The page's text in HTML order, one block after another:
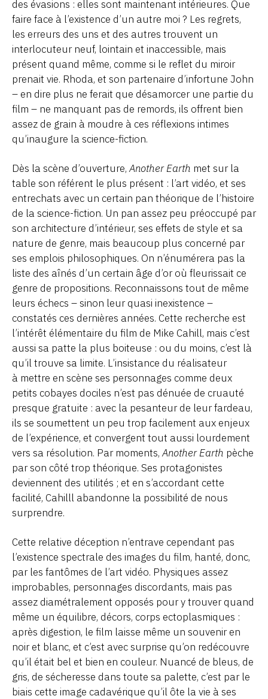
des évasions : elles sont maintenant intérieures. Que
faire face à l’existence d’un autre moi ? Les regrets,
les erreurs des uns et des autres trouvent un
interlocuteur neuf, lointain et inaccessible, mais
présent quand même, comme si le reflet du miroir
prenait vie. Rhoda, et son partenaire d’infortune John
– en dire plus ne ferait que désamorcer une partie du
film – ne manquant pas de remords, ils offrent bien
assez de grain à moudre à ces réflexions intimes
qu’inaugure la science-fiction.
Dès la scène d’ouverture,Another Earth met sur la
table son référent le plus présent : l’art vidéo, et ses
entrechats avec un certain pan théorique de l’histoire
de la science-fiction. Un pan assez peu préoccupé par
son architecture d’intérieur, ses effets de style et sa
nature de genre, mais beaucoup plus concerné par
ses emplois philosophiques. On n’énumérera pas la
liste des aînés d’un certain âge d’or où fleurissait ce
genre de propositions. Reconnaissons tout de même
leurs échecs – sinon leur quasi inexistence –
constatés ces dernières années. Cette recherche est
l’intérêt élémentaire du film de Mike Cahill, mais c’est
aussi sa patte la plus boiteuse : ou du moins, c’est là
qu’il trouve sa limite. L’insistance du réalisateur
à mettre en scène ses personnages comme deux
petits cobayes dociles n’est pas dénuée de cruauté
presque gratuite : avec la pesanteur de leur fardeau,
ils se soumettent un peu trop facilement aux enjeux
de l’expérience, et convergent tout aussi lourdement
vers sa résolution. Par moments,Another Earth pèche
par son côté trop théorique. Ses protagonistes
deviennent des utilités ; et en s’accordant cette
facilité, Cahilll abandonne la possibilité de nous
surprendre.
Cette relative déception n’entrave cependant pas
l’existence spectrale des images du film, hanté, donc,
par les fantômes de l’art vidéo. Physiques assez
improbables, personnages discordants, mais pas
assez diamétralement opposés pour y trouver quand
même un équilibre, décors, corps ectoplasmiques :
après digestion, le film laisse même un souvenir en
noir et blanc, et c’est avec surprise qu’on redécouvre
qu’il était bel et bien en couleur. Nuancé de bleus, de
gris, de sécheresse dans toute sa palette, c’est par le
biais cette image cadavérique qu’il ôte la vie à ses